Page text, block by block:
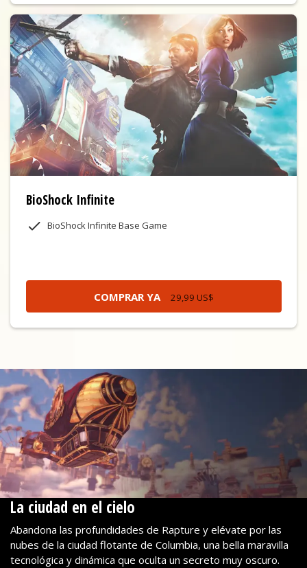
BioShock Infinite
BioShock Infinite Base Game
COMPRAR YA 29,99 US$
La ciudad en el cielo
Abandona las profundidades de Rapture y elévate por las
nubes de la ciudad flotante de Columbia, una bella maravilla
tecnológica y dinámica que oculta un secreto muy oscuro.